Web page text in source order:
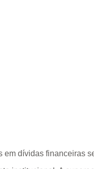
dívidas financeiras